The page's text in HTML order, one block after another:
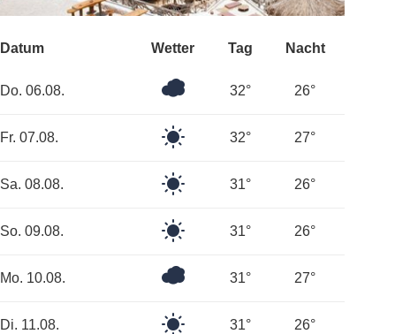
Datum Wetter Tag Nacht
Do. 06.08.
Überwiegend
32° 26°
Fr. 07.08.
Klarer
32° 27°
Sa. 08.08.
Klarer
31° 26°
So. 09.08.
Klarer
31° 26°
Mo. 10.08.
Überwiegend
31° 27°
Di. 11.08.
Klarer
31° 26°